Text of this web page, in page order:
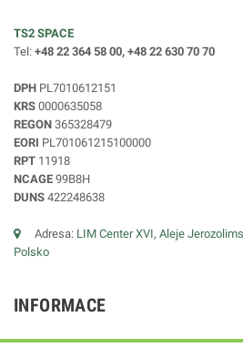
TS2 SPACE
Tel: +48 22 364 58 00, +48 22 630 70 70
DPH PL7010612151
KRS 0000635058
REGON 365328479
EORI PL701061215100000
RPT 11918
NCAGE 99B8H
DUNS 422248638
Adresa: LIM Center XVI, Aleje
Polsko
INFORMACE